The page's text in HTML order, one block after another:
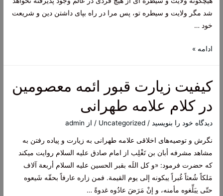
شد مگر ولایت و سیطره تو، پس مرا در راه بپای داشتن دین و شریعت
خود …
از
رضا
السلام
هنگام
پذیرفتن
جانب
ادامه »
کیفیت زیارت قبور ائمه معصومین
در کلام علامه طهرانی
دیدگاه‌ خود را بنویسید /
Uncategorized / از admin
نگرش و توصیه‌های اخلاقی علامه طهرانی به زیارت و پیاده رفتن به
مشاهد مشرفه أبان بن تَغْلِب از امام صادق علیه السلام روایت میکند
که حضرت فرمود: «و کل اللَه بقبر الحسین علیه السلام أربعة آلاف
مَلکاً شُعثاً غُبراً یبکونه إلى یوم القیمة. فمن زاره عارفاً بحقّه شَیعوه
حتّى یبَلِّغوه مأمنه، و إنْ مَرَضَ عادُوه غدوةً …